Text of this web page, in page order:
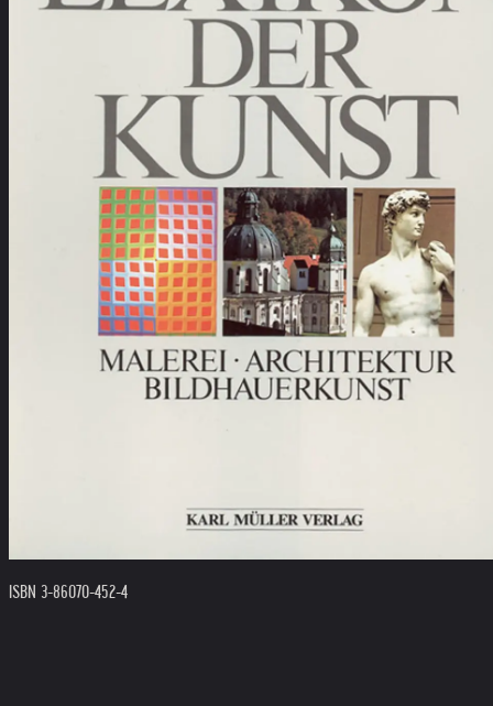
ISBN 3-86070-452-4